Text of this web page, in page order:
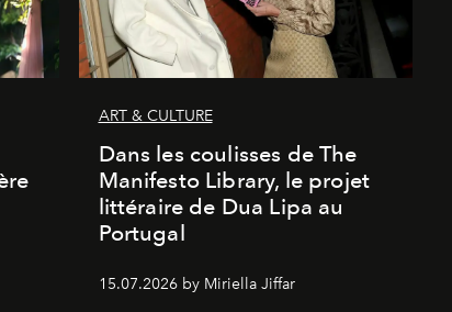
ART & CULTURE
Dans les coulisses de The
Manifesto Library, le projet
littéraire de Dua Lipa au
Portugal
15.07.2026 by Miriella Jiffar